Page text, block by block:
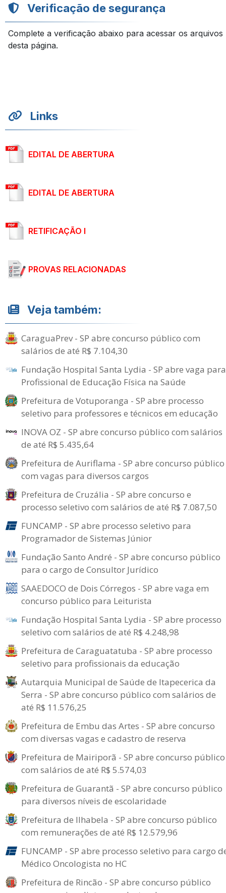
Verificação de segurança
Complete a verificação abaixo para acessar os arquivos
desta página.
Links
EDITAL DE ABERTURA
EDITAL DE ABERTURA
RETIFICAÇÃO I
PROVAS RELACIONADAS
Veja também:
CaraguaPrev - SP abre concurso público com
salários de até R$ 7.104,30
Fundação Hospital Santa Lydia - SP abre vaga para
Profissional de Educação Física na Saúde
Prefeitura de Votuporanga - SP abre processo
seletivo para professores e técnicos em educação
INOVA OZ - SP abre concurso público com salários
de até R$ 5.435,64
Prefeitura de Auriflama - SP abre concurso público
com vagas para diversos cargos
Prefeitura de Cruzália - SP abre concurso e
processo seletivo com salários de até R$ 7.087,50
FUNCAMP - SP abre processo seletivo para
Programador de Sistemas Júnior
Fundação Santo André - SP abre concurso público
para o cargo de Consultor Jurídico
SAAEDOCO de Dois Córregos - SP abre vaga em
concurso público para Leiturista
Fundação Hospital Santa Lydia - SP abre processo
seletivo com salários de até R$ 4.248,98
Prefeitura de Caraguatatuba - SP abre processo
seletivo para profissionais da educação
Autarquia Municipal de Saúde de Itapecerica da
Serra - SP abre concurso público com salários de
até R$ 11.576,25
Prefeitura de Embu das Artes - SP abre concurso
com diversas vagas e cadastro de reserva
Prefeitura de Mairiporã - SP abre concurso público
com salários de até R$ 5.574,03
Prefeitura de Guarantã - SP abre concurso público
para diversos níveis de escolaridade
Prefeitura de Ilhabela - SP abre concurso público
com remunerações de até R$ 12.579,96
FUNCAMP - SP abre processo seletivo para cargo
Médico Oncologista no HC
Prefeitura de Rincão - SP abre concurso público